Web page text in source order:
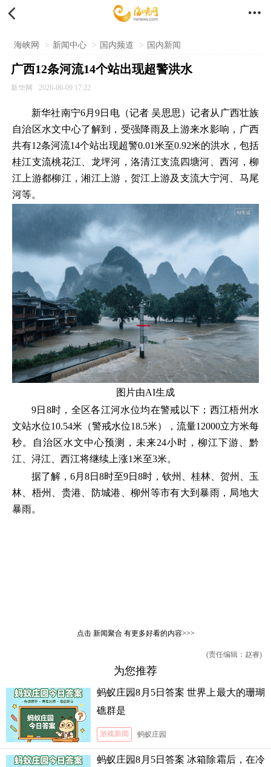
 
海峡网 > 新闻中心 > 国内频道 > 国内新闻
广西12条河流14个站出现超警洪水
新华网 2026-06-09 17:22
新华社南宁6月9日电（记者 吴思思）记者从广西壮族
自治区水文中心了解到，受强降雨及上游来水影响，广西
共有12条河流14个站出现超警0.01米至0.92米的洪水，包括
桂江支流桃花江、龙坪河，洛清江支流四塘河、西河，柳
江上游都柳江，湘江上游，贺江上游及支流大宁河、马尾
河等。
图片由AI生成
9日8时，全区各江河水位均在警戒以下；西江梧州水
文站水位10.54米（警戒水位18.5米），流量12000立方米每
秒。自治区水文中心预测，未来24小时，柳江下游、黔
江、浔江、西江将继续上涨1米至3米。
据了解，6月8日8时至9日8时，钦州、桂林、贺州、玉
林、梧州、贵港、防城港、柳州等市有大到暴雨，局地大
暴雨。
点击 新闻聚合有更多好看的内容>>>
(责任编辑：赵睿)
为您推荐
蚂蚁庄园8月5日答案 世界上最大的珊瑚
礁群是
游戏新闻 蚂蚁庄园
蚂蚁庄园8月5日答案 冰箱除霜后，在冷